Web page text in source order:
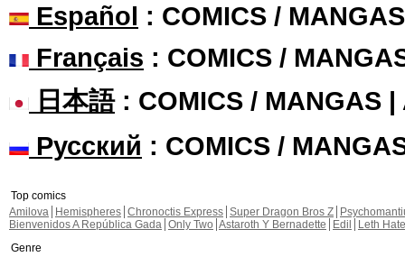
Español : COMICS /
Français : COMICS /
日本語: COMICS / MANGAS |
Русский : COMICS /
Top comics
Amilova
Hemispheres Chronoctis Express Super Dragon Bros Z
Bienvenidos A República Gada Only Two Astaroth Y Bernadette Edil
Leth Hate
Genre